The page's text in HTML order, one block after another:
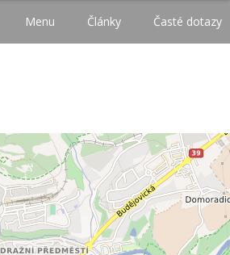
Menu Články Časté dotazy